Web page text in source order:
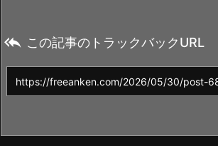
 この記事のトラックバックURL